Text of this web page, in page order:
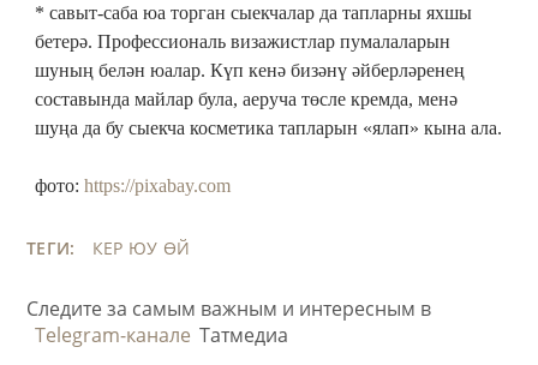
* савыт-саба юа торган сыекчалар да тапларны яхшы
бетерә. Профессиональ визажистлар пумалаларын
шуның белән юалар. Күп кенә бизәнү әйберләренең
составында майлар була, аеруча төсле кремда, менә
шуңа да бу сыекча косметика тапларын «ялап» кына ала.
фото: https://pixabay.com
ТЕГИ: КЕР ЮУ ӨЙ
Следите за самым важным и интересным в
Telegram-канале Татмедиа